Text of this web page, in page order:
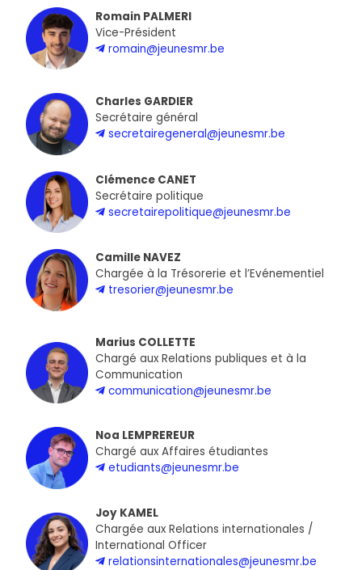
Romain PALMERI
Vice-Président
romain@jeunesmr.be
Charles GARDIER
Secrétaire général
secretairegeneral@jeunesmr.be
Clémence CANET
Secrétaire politique
secretairepolitique@jeunesmr.be
Camille NAVEZ
Chargée à la Trésorerie et l’Evénementiel
tresorier@jeunesmr.be
Marius COLLETTE
Chargé aux Relations publiques et à la
Communication
communication@jeunesmr.be
Noa LEMPREREUR
Chargé aux Affaires étudiantes
etudiants@jeunesmr.be
Joy KAMEL
Chargée aux Relations internationales /
International Officer
relationsinternationales@jeunesmr.be